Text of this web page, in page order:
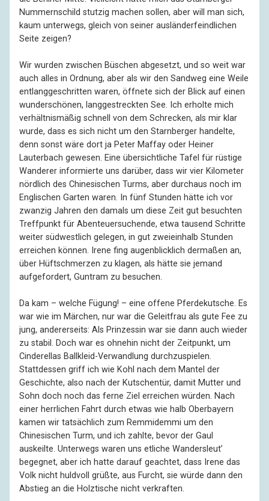
Nummernschild stutzig machen sollen, aber will man sich,
kaum unterwegs, gleich von seiner ausländerfeindlichen
Seite zeigen?
Wir wurden zwischen Büschen abgesetzt, und so weit war
auch alles in Ordnung, aber als wir den Sandweg eine Weile
entlanggeschritten waren, öffnete sich der Blick auf einen
wunderschönen, langgestreckten See. Ich erholte mich
verhältnismäßig schnell von dem Schrecken, als mir klar
wurde, dass es sich nicht um den Starnberger handelte,
denn sonst wäre dort ja Peter Maffay oder Heiner
Lauterbach gewesen. Eine übersichtliche Tafel für rüstige
Wanderer informierte uns darüber, dass wir vier Kilometer
nördlich des Chinesischen Turms, aber durchaus noch im
Englischen Garten waren. In fünf Stunden hätte ich vor
zwanzig Jahren den damals um diese Zeit gut besuchten
Treffpunkt für Abenteuersuchende, etwa tausend Schritte
weiter südwestlich gelegen, in gut zweieinhalb Stunden
erreichen können. Irene fing augenblicklich dermaßen an,
über Hüftschmerzen zu klagen, als hätte sie jemand
aufgefordert, Guntram zu besuchen.
Da kam – welche Fügung! – eine offene Pferdekutsche. Es
war wie im Märchen, nur war die Geleitfrau als gute Fee zu
jung, andererseits: Als Prinzessin war sie dann auch wieder
zu stabil. Doch war es ohnehin nicht der Zeitpunkt, um
Cinderellas Ballkleid-Verwandlung durchzuspielen.
Stattdessen griff ich wie Kohl nach dem Mantel der
Geschichte, also nach der Kutschentür, damit Mutter und
Sohn doch noch das ferne Ziel erreichen würden. Nach
einer herrlichen Fahrt durch etwas wie halb Oberbayern
kamen wir tatsächlich zum Remmidemmi um den
Chinesischen Turm, und ich zahlte, bevor der Gaul
auskeilte. Unterwegs waren uns etliche Wandersleut’
begegnet, aber ich hatte darauf geachtet, dass Irene das
Volk nicht huldvoll grüßte, aus Furcht, sie würde dann den
Abstieg an die Holztische nicht verkraften.